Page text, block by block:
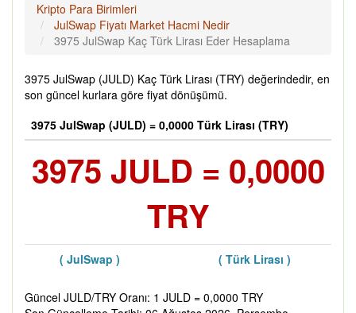
Kripto Para Birimleri
JulSwap Fiyatı Market Hacmi Nedir
3975 JulSwap Kaç Türk Lirası Eder Hesaplama
3975 JulSwap (JULD) Kaç Türk Lirası (TRY) değerindedir, en
son güncel kurlara göre fiyat dönüşümü.
3975 JulSwap (JULD) = 0,0000 Türk Lirası (TRY)
3975 JULD = 0,0000
TRY
( JulSwap ) ( Türk Lirası )
Güncel JULD/TRY Oranı: 1 JULD = 0,0000 TRY